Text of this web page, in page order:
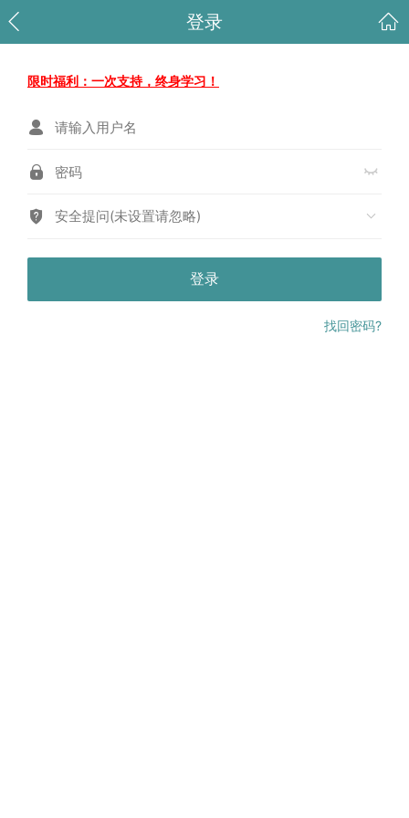
登录
限时福利：一次支持，终身学习！
安全提问(未设置请忽略)
登录
找回密码?